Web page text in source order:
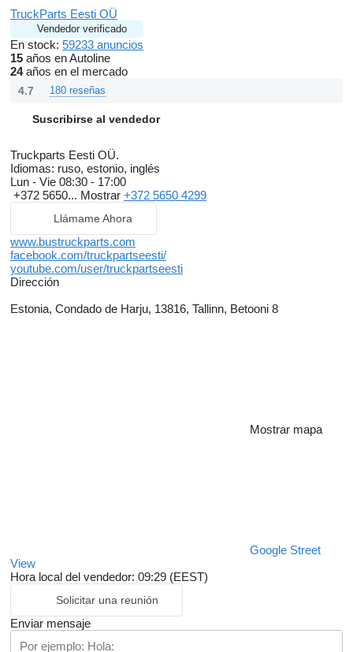
TruckParts Eesti OÜ
Vendedor verificado
En stock: 59233 anuncios
15 años en Autoline
24años en el mercado
4.7 180 reseñas
Suscribirse al vendedor
Truckparts Eesti OÜ.
Idiomas: ruso, estonio, inglés
Lun - Vie 08:30 - 17:00
+372 5650... Mostrar +372 5650 4299
Llámame Ahora
www.bustruckparts.com
facebook.com/truckpartseesti/
youtube.com/user/truckpartseesti
Dirección
Estonia, Condado de Harju, 13816, Tallinn, Betooni 8
Mostrar mapa
Google Street
View
Hora local del vendedor: 09:29 (EEST)
Solicitar una reunión
Enviar mensaje